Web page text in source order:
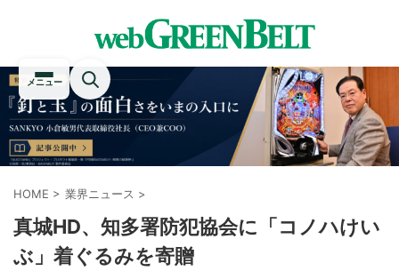
メニュー
HOME > 業界ニュース >
真城HD、知多署防犯協会に「コノハけい
ぶ」着ぐるみを寄贈